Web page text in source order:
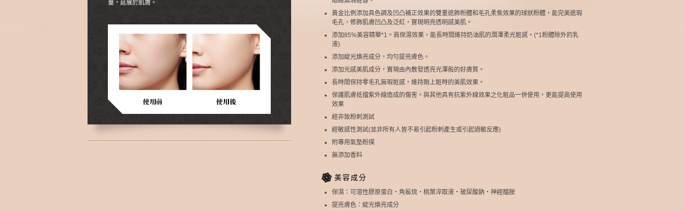
量，延展於肌膚。
黃金比例添加具色調及凹凸補正效果的雙重遮飾粉體和毛孔柔焦效果的球狀粉體，能完美遮瑕
毛孔，修飾肌膚凹凸及泛紅，實現明亮透明感美肌。
添加85%美容精華*1。高保濕效果，能長時間維持奶油肌的潤澤柔光粧感。(*1粉體除外的乳
液)
添加綻光煥亮成分，均勻提亮膚色。
添加光感美肌成分，實現由內散發透亮光澤般的好膚質。
長時間保持零毛孔無瑕粧感，維持剛上粧時的美肌效果。
保護肌膚抵擋紫外線造成的傷害。與其他具有抗紫外線效果之化粧品一併使用，更能提高使用
效果
經非致粉刺測試
經敏感性測試(並非所有人皆不易引起粉刺產生或引起過敏反應)
附專用氣墊粉撲
無添加香料
美容成分
保濕：可溶性膠原蛋白‧角鯊烷‧桃葉淬取液‧玻尿酸鈉‧神經醯胺
提亮膚色：綻光煥亮成分